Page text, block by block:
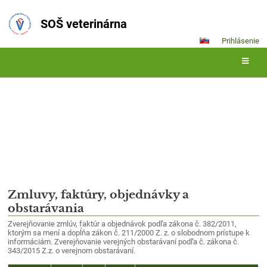
SOŠ veterinárna
Prihlásenie
Zmluvy,
faktúry
Zmluvy, faktúry, objednávky a
obstarávania
Zverejňovanie zmlúv, faktúr a objednávok podľa zákona č. 382/2011,
ktorým sa mení a dopĺňa zákon č. 211/2000 Z. z. o slobodnom prístupe k
informáciám. Zverejňovanie verejných obstarávaní podľa č. zákona č.
343/2015 Z.z. o verejnom obstarávaní.